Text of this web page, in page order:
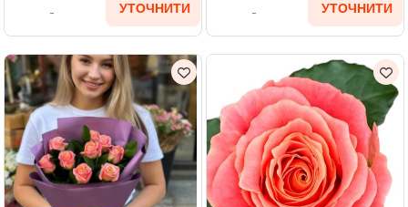
УТОЧНИТИ УТОЧНИТИ